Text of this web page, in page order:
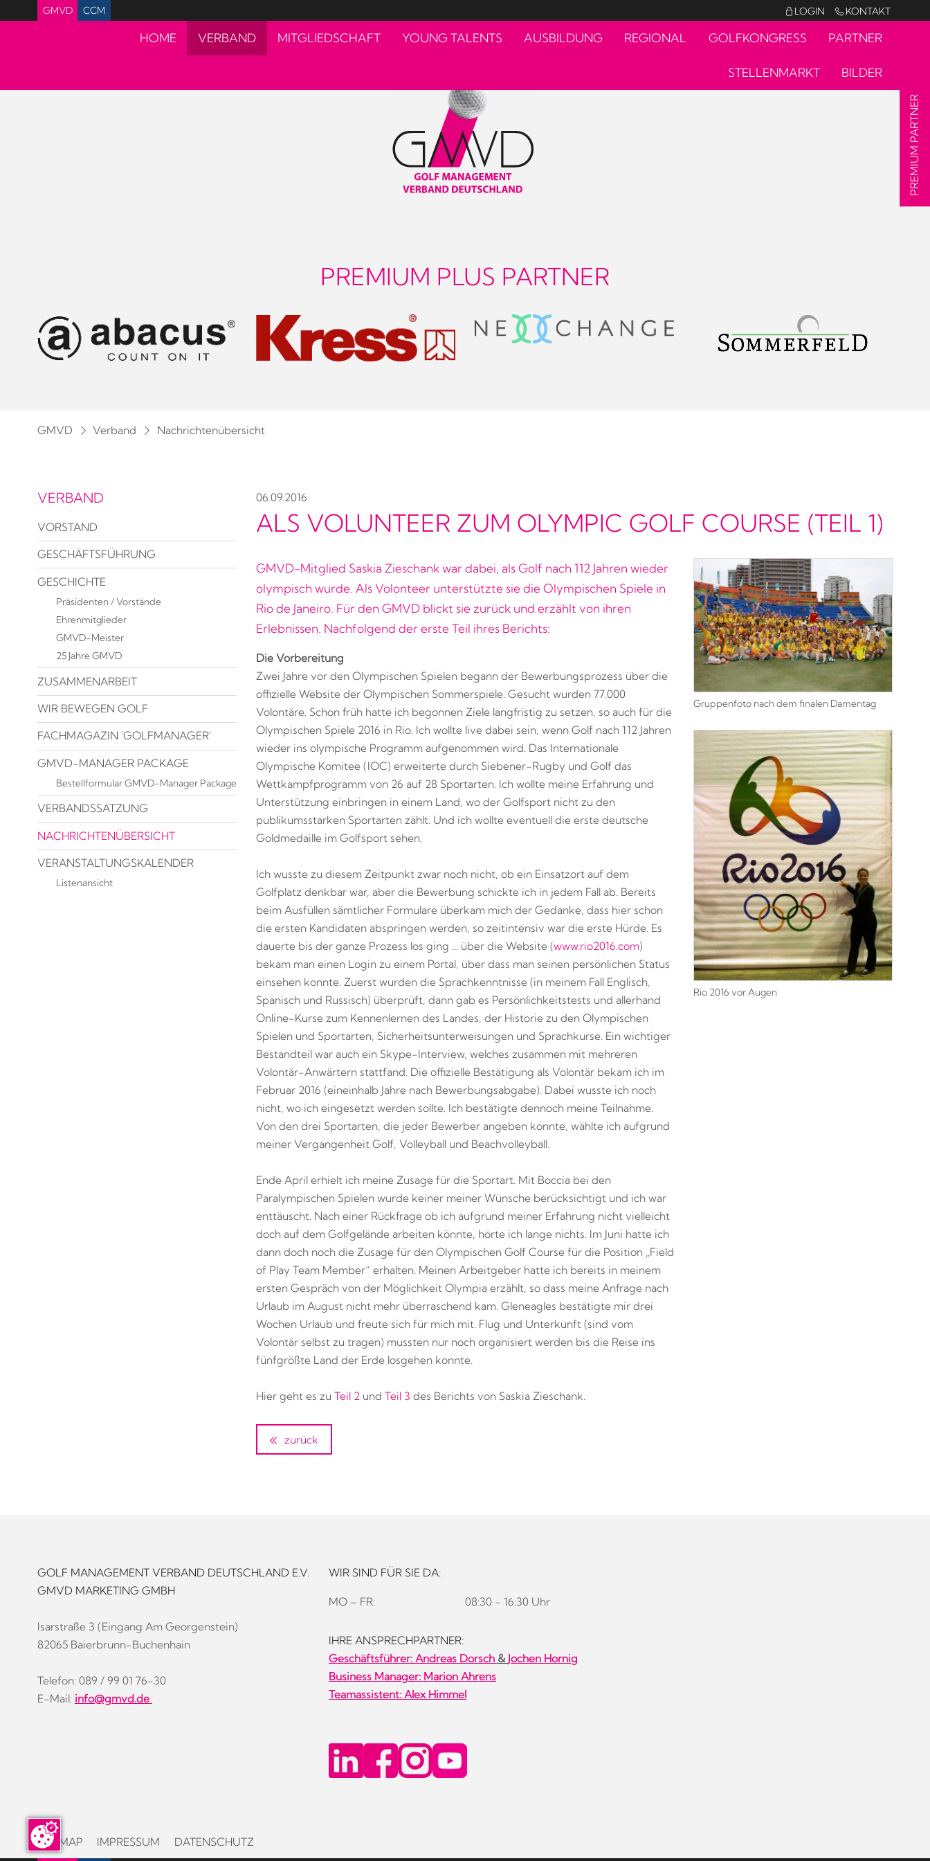
GMVD CCM  LOGIN  KONTAKT
HOME VERBAND MITGLIEDSCHAFT YOUNG TALENTS AUSBILDUNG REGIONAL GOLFKONGRESS PARTNER
STELLENMARKT BILDER
PREMIUM PLUS PARTNER
GMVD Verband Nachrichtenübersicht
06.09.2016
ALS VOLUNTEER ZUM OLYMPIC GOLF COURSE (TEIL 1)
GMVD-Mitglied Saskia Zieschank war dabei, als Golf nach 112 Jahren wieder
olympisch wurde. Als Volonteer unterstützte sie die Olympischen Spiele in
Rio de Janeiro. Für den GMVD blickt sie zurück und erzählt von ihren
Erlebnissen. Nachfolgend der erste Teil ihres Berichts:
Die Vorbereitung
Zwei Jahre vor den Olympischen Spielen begann der Bewerbungsprozess über die
offizielle Website der Olympischen Sommerspiele. Gesucht wurden 77.000
Volontäre. Schon früh hatte ich begonnen Ziele langfristig zu setzen, so auch für die
Olympischen Spiele 2016 in Rio. Ich wollte live dabei sein, wenn Golf nach 112 Jahren
wieder ins olympische Programm aufgenommen wird. Das Internationale
Olympische Komitee (IOC) erweiterte durch Siebener-Rugby und Golf das
Wettkampfprogramm von 26 auf 28 Sportarten. Ich wollte meine Erfahrung und
Unterstützung einbringen in einem Land, wo der Golfsport nicht zu den
publikumsstarken Sportarten zählt. Und ich wollte eventuell die erste deutsche
Goldmedaille im Golfsport sehen.
Ich wusste zu diesem Zeitpunkt zwar noch nicht, ob ein Einsatzort auf dem
Golfplatz denkbar war, aber die Bewerbung schickte ich in jedem Fall ab. Bereits
beim Ausfüllen sämtlicher Formulare überkam mich der Gedanke, dass hier schon
die ersten Kandidaten abspringen werden, so zeitintensiv war die erste Hürde. Es
dauerte bis der ganze Prozess los ging ... über die Website (www.rio2016.com)
bekam man einen Login zu einem Portal, über dass man seinen persönlichen Status
einsehen konnte. Zuerst wurden die Sprachkenntnisse (in meinem Fall Englisch,
Spanisch und Russisch) überprüft, dann gab es Persönlichkeitstests und allerhand
Online-Kurse zum Kennenlernen des Landes, der Historie zu den Olympischen
Spielen und Sportarten, Sicherheitsunterweisungen und Sprachkurse. Ein wichtiger
Bestandteil war auch ein Skype-Interview, welches zusammen mit mehreren
Volontär-Anwärtern stattfand. Die offizielle Bestätigung als Volontär bekam ich im
Februar 2016 (eineinhalb Jahre nach Bewerbungsabgabe). Dabei wusste ich noch
nicht, wo ich eingesetzt werden sollte. Ich bestätigte dennoch meine Teilnahme.
Von den drei Sportarten, die jeder Bewerber angeben konnte, wählte ich aufgrund
meiner Vergangenheit Golf, Volleyball und Beachvolleyball.
Ende April erhielt ich meine Zusage für die Sportart. Mit Boccia bei den
Paralympischen Spielen wurde keiner meiner Wünsche berücksichtigt und ich war
enttäuscht. Nach einer Rückfrage ob ich aufgrund meiner Erfahrung nicht vielleicht
doch auf dem Golfgelände arbeiten könnte, hörte ich lange nichts. Im Juni hatte ich
dann doch noch die Zusage für den Olympischen Golf Course für die Position „Field
of Play Team Member“ erhalten. Meinen Arbeitgeber hatte ich bereits in meinem
ersten Gespräch von der Möglichkeit Olympia erzählt, so dass meine Anfrage nach
Urlaub im August nicht mehr überraschend kam. Gleneagles bestätigte mir drei
Wochen Urlaub und freute sich für mich mit. Flug und Unterkunft (sind vom
Volontär selbst zu tragen) mussten nur noch organisiert werden bis die Reise ins
fünfgrößte Land der Erde losgehen konnte.
Hier geht es zu Teil 2und Teil 3 des Berichts von Saskia Zieschank.
Gruppenfoto nach dem finalen Damentag
Rio 2016 vor Augen
zurück
VERBAND
VORSTAND
GESCHÄFTSFÜHRUNG
GESCHICHTE
Präsidenten / Vorstände
Ehrenmitglieder
GMVD-Meister
25 Jahre GMVD
ZUSAMMENARBEIT
WIR BEWEGEN GOLF
FACHMAGAZIN 'GOLFMANAGER'
GMVD-MANAGER PACKAGE
Bestellformular GMVD-Manager Package
VERBANDSSATZUNG
NACHRICHTENÜBERSICHT
VERANSTALTUNGSKALENDER
Listenansicht
PREMIUM PARTNER
GOLF MANAGEMENT VERBAND DEUTSCHLAND E.V.
GMVD MARKETING GMBH
Isarstraße 3 (Eingang Am Georgenstein)
82065 Baierbrunn-Buchenhain
Telefon: 089 / 99 01 76-30
E-Mail: info@gmvd.de
WIR SIND FÜR SIE DA:
MO – FR: 08:30 - 16:30 Uhr
IHRE ANSPRECHPARTNER:
Geschäftsführer: Andreas Dorsch & Jochen Hornig
Business Manager: Marion Ahrens
Teamassistent: Alex Himmel
SITEMAP IMPRESSUM DATENSCHUTZ